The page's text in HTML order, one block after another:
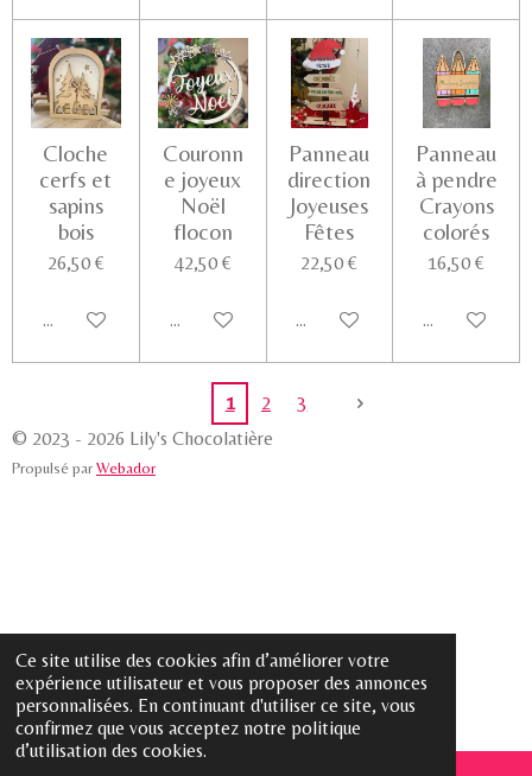
Ce site utilise des cookies afin d’améliorer votre
expérience utilisateur et vous proposer des annonces
personnalisées. En continuant d'utiliser ce site, vous
confirmez que vous acceptez notre politique
d’utilisation des cookies.
Cloche
cerfs et
sapins
bois
26,50 €
Ajouter au panier
Couronn
e joyeux
Noël
flocon
42,50 €
Ajouter au panier
Panneau
direction
Joyeuses
Fêtes
22,50 €
Ajouter au panier
Panneau
à pendre
Crayons
colorés
16,50 €
Voir les
1 2
3
© 2023 - 2026 Lily's Chocolatière
Propulsé par Webador